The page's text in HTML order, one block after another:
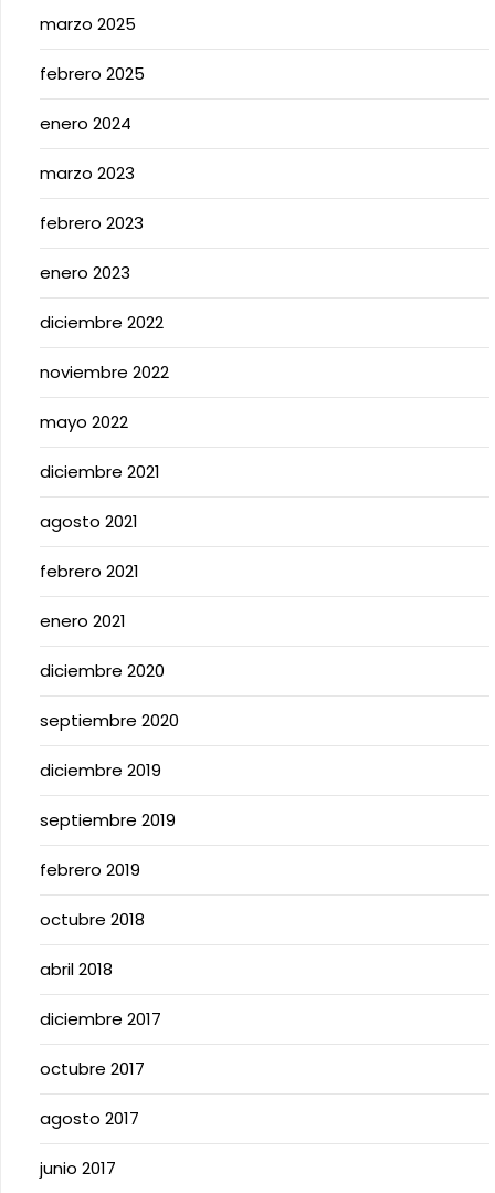
marzo 2025
febrero 2025
enero 2024
marzo 2023
febrero 2023
enero 2023
diciembre 2022
noviembre 2022
mayo 2022
diciembre 2021
agosto 2021
febrero 2021
enero 2021
diciembre 2020
septiembre 2020
diciembre 2019
septiembre 2019
febrero 2019
octubre 2018
abril 2018
diciembre 2017
octubre 2017
agosto 2017
junio 2017